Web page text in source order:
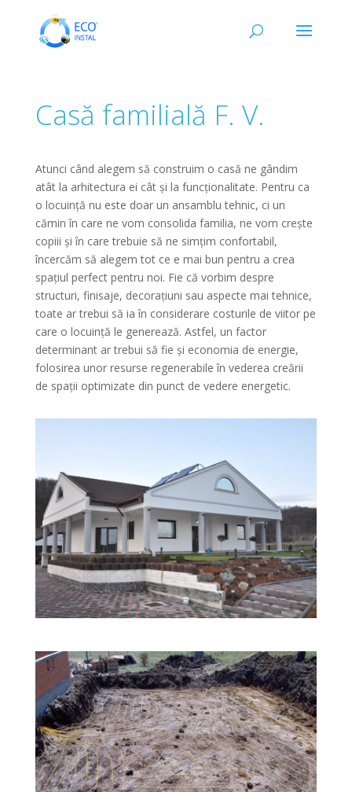
Casă familială F. V.
Atunci când alegem să construim o casă ne gândim
atât la arhitectura ei cât și la funcționalitate. Pentru ca
o locuință nu este doar un ansamblu tehnic, ci un
cămin în care ne vom consolida familia, ne vom crește
copiii și în care trebuie să ne simțim confortabil,
încercăm să alegem tot ce e mai bun pentru a crea
spațiul perfect pentru noi. Fie că vorbim despre
structuri, finisaje, decorațiuni sau aspecte mai tehnice,
toate ar trebui să ia în considerare costurile de viitor pe
care o locuință le generează. Astfel, un factor
determinant ar trebui să fie și economia de energie,
folosirea unor resurse regenerabile în vederea creării
de spații optimizate din punct de vedere energetic.